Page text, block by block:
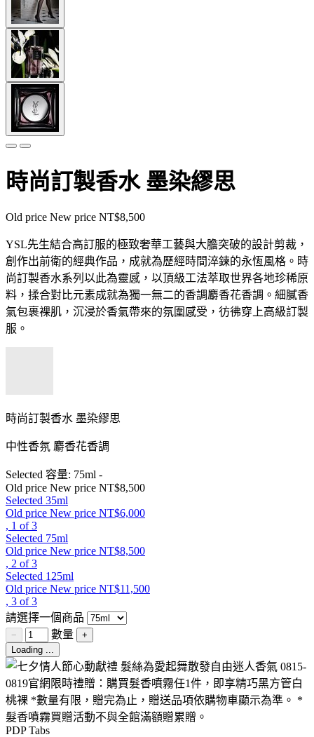
時尚訂製香水 墨染繆思
Old price New price NT$8,500
YSL先生結合高訂服的極致奢華工藝與大膽突破的設計剪裁，
創作出前衛的經典作品，成就為歷經時間淬鍊的永恆風格。時
尚訂製香水系列以此為靈感，以頂級工法萃取世界各地珍稀原
料，揉合對比元素成就為獨一無二的香調麝香花香調。細膩香
氣包裹裸肌，沉浸於香氣帶來的氛圍感受，彷彿穿上高級訂製
服。
時尚訂製香水 墨染繆思
中性香氛 麝香花香調
Selected 容量: 75ml -
Old price New price NT$8,500
Selected 35ml
Old price New price NT$6,000
, 1 of 3
Selected 75ml
Old price New price NT$8,500
, 2 of 3
Selected 125ml
Old price New price NT$11,500
, 3 of 3
請選擇一個商品
− 數量
+
Loading ...
PDP Tabs